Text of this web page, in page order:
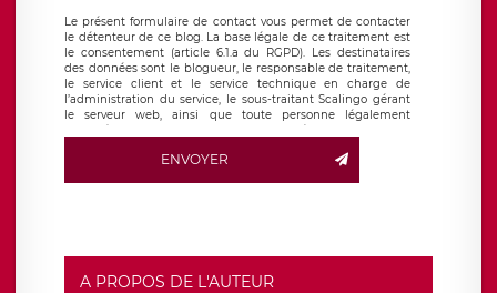
Le présent formulaire de contact vous permet de contacter
le détenteur de ce blog. La base légale de ce traitement est
le consentement (article 6.1.a du RGPD). Les destinataires
des données sont le blogueur, le responsable de traitement,
le service client et le service technique en charge de
l’administration du service, le sous-traitant Scalingo gérant
le serveur web, ainsi que toute personne légalement
autorisée. Le formulaire de contact à destination du
basé en France et offrant des
clauses de protection
limitation du traitement relatif à vos données à caractère
données. Vous pouvez exercer ces droits auprès du délégué
ENVOYER
A PROPOS DE L'AUTEUR